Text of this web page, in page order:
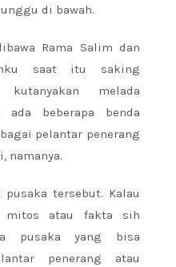
di bawah.
Rama Salim dan
saat itu saking
kutanyakan melada
ada beberapa benda
pelantar penerang
namanya.
tersebut. Kalau
mitos atau fakta sih
pusaka yang bisa
penerang atau